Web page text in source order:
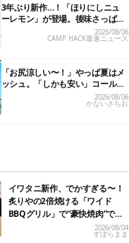
3年ぶり新作…！「ほりにしニュ
ーレモン」が登場。後味さっぱり
の万能スパイス！【8月21日発
2026/08/06
CAMP HACK最速ニュース
「お尻涼しい〜！」やっぱ夏はメ
ッシュ。「しかも安い」コールマ
ン今年の新作は、カラーもさわや
かです
2026/08/06
かないさちお
イワタニ新作、でかすぎる〜！
炙りやの2倍焼ける「ワイド
BBQグリル」で“豪快焼肉”でき
2026/08/04
ずぼらまま